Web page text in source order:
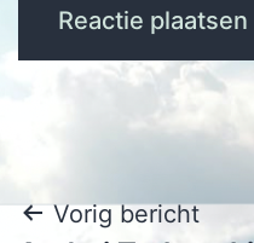
Bericht
Vorig bericht